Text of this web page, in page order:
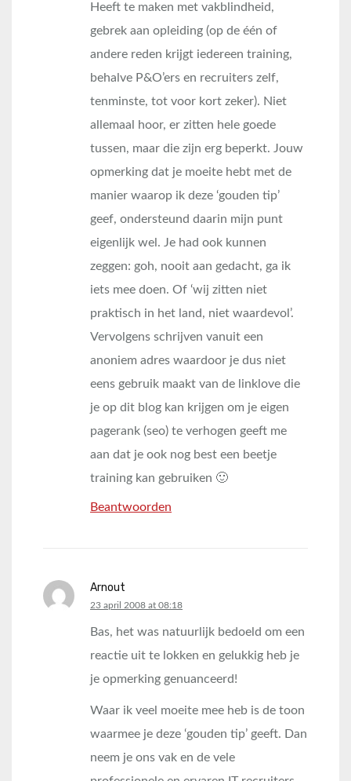
Heeft te maken met vakblindheid,
gebrek aan opleiding (op de één of
andere reden krijgt iedereen training,
behalve P&O’ers en recruiters zelf,
tenminste, tot voor kort zeker). Niet
allemaal hoor, er zitten hele goede
tussen, maar die zijn erg beperkt. Jouw
opmerking dat je moeite hebt met de
manier waarop ik deze ‘gouden tip’
geef, ondersteund daarin mijn punt
eigenlijk wel. Je had ook kunnen
zeggen: goh, nooit aan gedacht, ga ik
iets mee doen. Of ‘wij zitten niet
praktisch in het land, niet waardevol’.
Vervolgens schrijven vanuit een
anoniem adres waardoor je dus niet
eens gebruik maakt van de linklove die
je op dit blog kan krijgen om je eigen
pagerank (seo) te verhogen geeft me
aan dat je ook nog best een beetje
training kan gebruiken 🙂
Beantwoorden
Arnout
says:
23 april 2008 at 08:18
Bas, het was natuurlijk bedoeld om een
reactie uit te lokken en gelukkig heb je
je opmerking genuanceerd!
Waar ik veel moeite mee heb is de toon
waarmee je deze ‘gouden tip’ geeft. Dan
neem je ons vak en de vele